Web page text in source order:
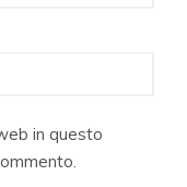
in questo